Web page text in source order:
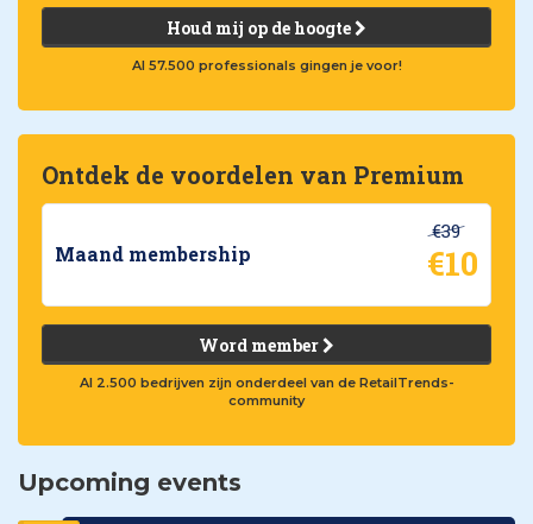
Houd mij op de hoogte
Al 57.500 professionals gingen je voor!
Ontdek de voordelen van Premium
Maand membership
€39
€10
Word member
Al 2.500 bedrijven zijn onderdeel van de RetailTrends-
community
Upcoming events